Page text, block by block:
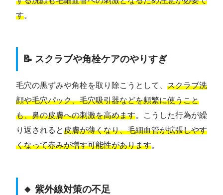
す。
📝 スクラブや角栓ケアのやりすぎ
毛穴の黒ずみや角栓を取り除こうとして、 スクラブ洗
顔や毛穴パック、毛穴吸引器などを頻繁に使うこと
も、鼻の皮膚への刺激を高めます。こうした行為が繰
り返されると皮膚が薄くなり、毛細血管が拡張しやす
くなって赤みが増す可能性があります。
🔸 紫外線対策の不足